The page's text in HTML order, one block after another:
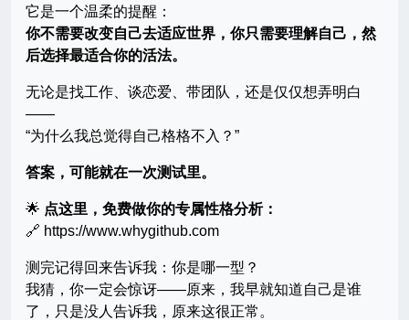
它是一个温柔的提醒：
你不需要改变自己去适应世界，你只需要理解自己，然
后选择最适合你的活法。
无论是找工作、谈恋爱、带团队，还是仅仅想弄明白
——
“为什么我总觉得自己格格不入？”
答案，可能就在一次测试里。
🌟 点这里，免费做你的专属性格分析：
🔗 https://www.whygithub.com
测完记得回来告诉我：你是哪一型？
我猜，你一定会惊讶——原来，我早就知道自己是谁
了，只是没人告诉我，原来这很正常。